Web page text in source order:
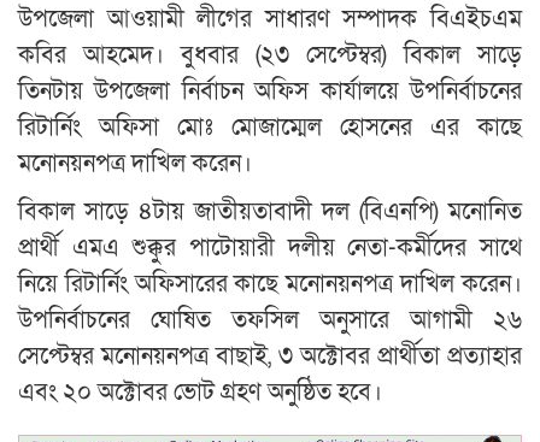
উপজেলা আওয়ামী লীগের সাধারণ সম্পাদক বিএইচএম
কবির আহমেদ। বুধবার (২৩ সেপ্টেম্বর) বিকাল সাড়ে
তিনটায় উপজেলা নির্বাচন অফিস কার্যালয়ে উপনির্বাচনের
রিটার্নিং অফিসা মোঃ মোজাম্মেল হোসনের এর কাছে
মনোনয়নপত্র দাখিল করেন।
বিকাল সাড়ে ৪টায় জাতীয়তাবাদী দল (বিএনপি) মনোনিত
প্রার্থী এমএ শুক্কুর পাটোয়ারী দলীয় নেতা-কর্মীদের সাথে
নিয়ে রিটার্নিং অফিসারের কাছে মনোনয়নপত্র দাখিল করেন।
উপনির্বাচনের ঘোষিত তফসিল অনুসারে আগামী ২৬
সেপ্টেম্বর মনোনয়নপত্র বাছাই, ৩ অক্টোবর প্রার্থীতা প্রত্যাহার
এবং ২০ অক্টোবর ভোট গ্রহণ অনুষ্ঠিত হবে।